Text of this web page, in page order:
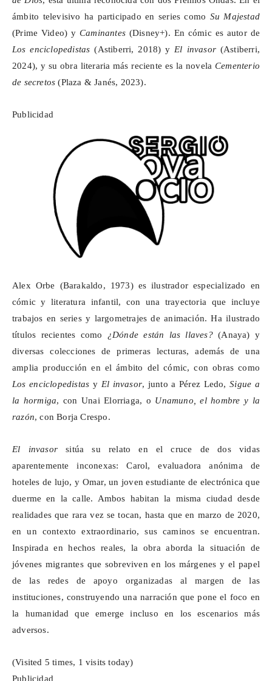
ámbito televisivo ha participado en series como Su Majestad
(Prime Video) y Caminantes (Disney+). En cómic es autor de
Los enciclopedistas (Astiberri, 2018) y El invasor(Astiberri,
2024), y su obra literaria más reciente es la novela Cementerio
de secretos (Plaza & Janés, 2023).
Publicidad
Alex Orbe (Barakaldo, 1973) es ilustrador especializado en
cómic y literatura infantil, con una trayectoria que incluye
trabajos en series y largometrajes de animación. Ha ilustrado
títulos recientes como ¿Dónde están las llaves?(Anaya) y
diversas colecciones de primeras lecturas, además de una
amplia producción en el ámbito del cómic, con obras como
Los enciclopedistas y El invasor, junto a Pérez Ledo,Sigue a
la hormiga, con Unai Elorriaga, o Unamuno, el hombre y la
razón, con Borja Crespo.
El invasorsitúa su relato en el cruce de dos vidas
aparentemente inconexas: Carol, evaluadora anónima de
hoteles de lujo, y Omar, un joven estudiante de electrónica que
duerme en la calle. Ambos habitan la misma ciudad desde
realidades que rara vez se tocan, hasta que en marzo de 2020,
en un contexto extraordinario, sus caminos se encuentran.
Inspirada en hechos reales, la obra aborda la situación de
jóvenes migrantes que sobreviven en los márgenes y el papel
de las redes de apoyo organizadas al margen de las
instituciones, construyendo una narración que pone el foco en
la humanidad que emerge incluso en los escenarios más
adversos.
(Visited 5 times, 1 visits today)
Publicidad